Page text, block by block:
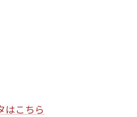
はこちら